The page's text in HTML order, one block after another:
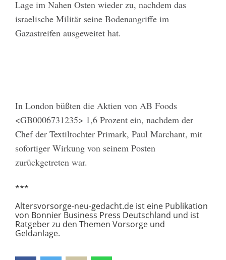
Lage im Nahen Osten wieder zu, nachdem das
israelische Militär seine Bodenangriffe im
Gazastreifen ausgeweitet hat.
In London büßten die Aktien von AB Foods
<GB0006731235> 1,6 Prozent ein, nachdem der
Chef der Textiltochter Primark, Paul Marchant, mit
sofortiger Wirkung von seinem Posten
zurückgetreten war.
***
Altersvorsorge-neu-gedacht.de ist eine Publikation
von Bonnier Business Press Deutschland und ist
Ratgeber zu den Themen Vorsorge und
Geldanlage.